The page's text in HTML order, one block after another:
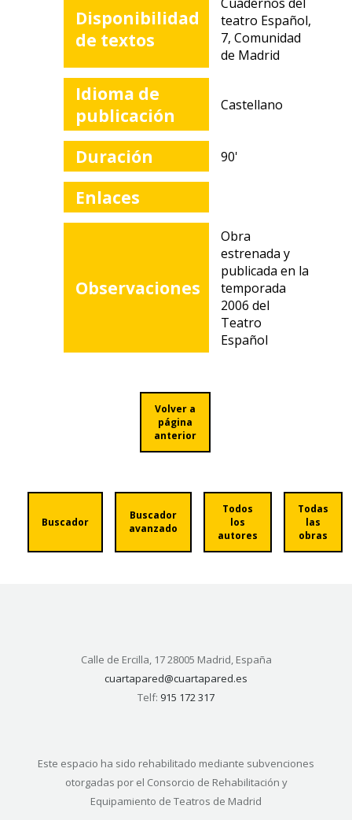
Disponibilidad
de textos
teatro Español,
7, Comunidad
de Madrid
Idioma de
publicación
Castellano
Duración 90'
Enlaces
Observaciones
Obra
estrenada y
publicada en la
temporada
2006 del
Teatro
Español
Volver a
página
anterior
Buscador
Buscador
avanzado
Todos
los
autores
Todas
las
obras
Calle de Ercilla, 17 28005 Madrid, España
cuartapared@cuartapared.es
Telf: 915 172 317
Este espacio ha sido rehabilitado mediante subvenciones
otorgadas por el Consorcio de Rehabilitación y
Equipamiento de Teatros de Madrid